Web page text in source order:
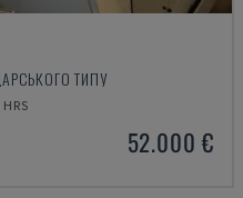
ТИПУ
52.000 €